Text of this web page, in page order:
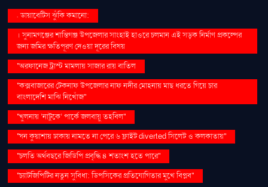
. ডায়াবেটিস ঝুঁকি কমানো:
। সুনামগঞ্জের শান্তিগঞ্জ উপজেলার সাংহাই হাওরে চলমান এই সড়ক নির্মাণ প্রকল্পের
জন্য জমির ক্ষতিপূরণ দেওয়া দূরের বিষয়
''অরফানেজ ট্রাস্ট মামলায় সাজার রায় বাতিল
''কক্সবাজারের টেকনাফ উপজেলার নাফ নদীর মোহনায় মাছ ধরতে গিয়ে চার
বাংলাদেশি মাঝি নিখোঁজ''
''খুলনায় ‘নাটুকে’ পার্কে জলবায়ু তহবিল''
''ঘন কুয়াশায় ঢাকায় নামতে না পেরে ৬ ফ্লাইট diverted সিলেট ও কলকাতায়''
''চলতি অর্থবছরে জিডিপি প্রবৃদ্ধি ৪ শতাংশ হতে পারে''
''চ্যাটজিপিটির নতুন সুবিধা: ডিপসিকের প্রতিযোগিতার মুখে বিপ্লব''